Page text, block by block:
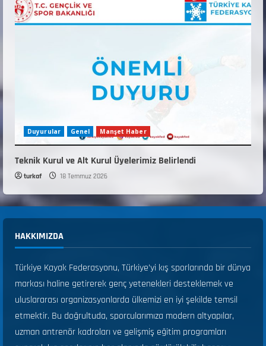
Duyurular Genel Manşet Haber
Teknik Kurul ve Alt Kurul Üyelerimiz Belirlendi
turkaf 18 Temmuz 2026
HAKKIMIZDA
Türkiye Kayak Federasyonu, Türkiye’yi kış sporlarında bir dünya
markası haline getirerek genç yetenekleri desteklemek ve
uluslararası organizasyonlarda ülkemizi en iyi şekilde temsil
etmektir. Bu doğrultuda, sporcularımıza modern altyapılar,
uzman antrenör kadroları ve gelişmiş eğitim programları